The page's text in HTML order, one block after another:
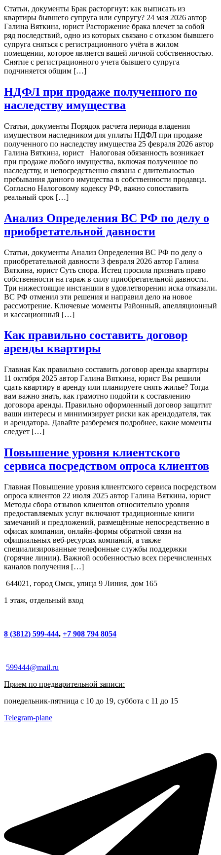
Статьи, документы Брак расторгнут: как выписать из
квартиры бывшего супруга или супругу? 24 мая 2026 автор
Галина Вяткина, юрист Расторжение брака влечет за собой
ряд последствий, одно из которых связано с отказом бывшего
супруга сняться с регистрационного учёта в жилом
помещении, которое является вашей личной собственностью.
Снятие с регистрационного учета бывшего супруга
подчиняется общим […]
НДФЛ при продаже полученного по
наследству имущества
Статьи, документы Порядок расчета периода владения
имуществом наследником для уплаты НДФЛ при продаже
полученного по наследству имущества 25 февраля 2026 автор
Галина Вяткина, юрист Налоговая обязанность возникает
при продаже любого имущества, включая полученное по
наследству, и непосредственно связана с длительностью
пребывания данного имущества в собственности продавца.
Согласно Налоговому кодексу РФ, важно сопоставить
реальный срок […]
Анализ Определения ВС РФ по делу о
приобретательной давности
Статьи, документы Анализ Определения ВС РФ по делу о
приобретательной давности 3 февраля 2026 автор Галина
Вяткина, юрист Суть спора. Истец просила признать право
собственности на гараж в силу приобретательной давности.
Три нижестоящие инстанции в удовлетворении иска отказали.
ВС РФ отменил эти решения и направил дело на новое
рассмотрение. Ключевые моменты Районный, апелляционный
и кассационный […]
Как правильно составить договор
аренды квартиры
Главная Как правильно составить договор аренды квартиры
11 октября 2025 автор Галина Вяткина, юрист Вы решили
сдать квартиру в аренду или планируете снять жилье? Тогда
вам важно знать, как грамотно подойти к составлению
договора аренды. Правильно оформленный договор защитит
ваши интересы и минимизирует риски как арендодателя, так
и арендатора. Давайте разберемся подробнее, какие моменты
следует […]
Повышение уровня клиентского
сервиса посредством опроса клиентов
Главная Повышение уровня клиентского сервиса посредством
опроса клиентов 22 июля 2025 автор Галина Вяткина, юрист
Методы сбора отзывов клиентов относительно уровня
предоставляемых услуг включают традиционные книги
замечаний и предложений, размещённые непосредственно в
офисах компании, онлайн-формы обратной связи на
официальных веб-ресурсах компаний, а также
специализированные телефонные службы поддержки
(горячие линии). Важной особенностью всех перечисленных
каналов получения […]
644021, город Омск, улица 9 Линия, дом 165
1 этаж, отдельный вход
8 (3812) 599-444, +7 908 794 8054
599444@mail.ru
Прием по предварительной записи:
понедельник-пятница с 10 до 19, суббота с 11 до 15
Telegram-plane